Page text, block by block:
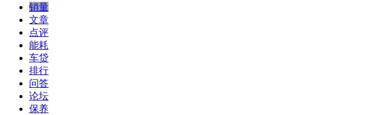
销量
文章
点评
能耗
车贷
排行
问答
论坛
保养